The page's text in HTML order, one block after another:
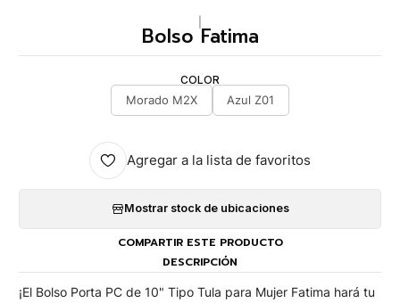
Bolso Fatima
COLOR
Morado M2X
Azul Z01
Agregar a la lista de favoritos
Mostrar stock de ubicaciones
COMPARTIR ESTE PRODUCTO
DESCRIPCIÓN
¡El Bolso Porta PC de 10" Tipo Tula para Mujer Fatima hará tu